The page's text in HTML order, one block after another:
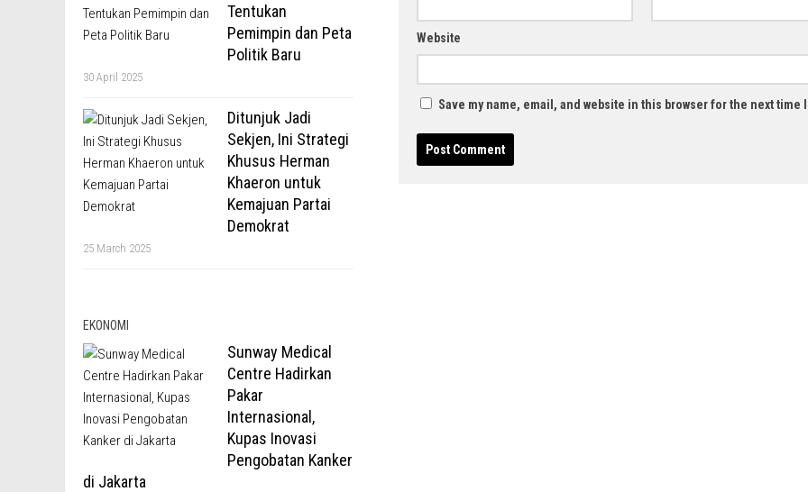
Website
Save my name, email, and website in this browser for the next time
Tentukan
Pemimpin dan Peta
Politik Baru
30 April 2025
Ditunjuk Jadi
Sekjen, Ini Strategi
Khusus Herman
Khaeron untuk
Kemajuan Partai
Demokrat
25 March 2025
EKONOMI
Sunway Medical
Centre Hadirkan
Pakar
Internasional,
Kupas Inovasi
Pengobatan Kanker
di Jakarta